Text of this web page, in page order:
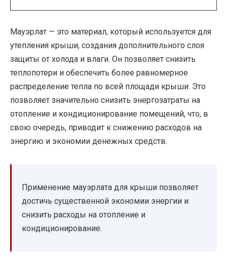
Мауэрлат — это материал, который используется для
утепления крыши, создания дополнительного слоя
защиты от холода и влаги. Он позволяет снизить
теплопотери и обеспечить более равномерное
распределение тепла по всей площади крыши. Это
позволяет значительно снизить энергозатраты на
отопление и кондиционирование помещений, что, в
свою очередь, приводит к снижению расходов на
энергию и экономии денежных средств.
Применение мауэрлата для крыши позволяет
достичь существенной экономии энергии и
снизить расходы на отопление и
кондиционирование.